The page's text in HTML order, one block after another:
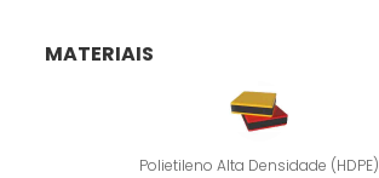
MATERIAIS
Polietileno Alta Densidade (HDPE)